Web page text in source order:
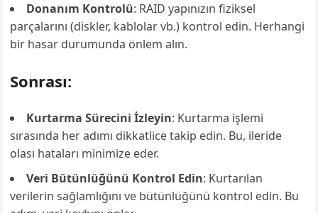
Donanım Kontrolü: RAID yapınızın fiziksel
parçalarını (diskler, kablolar vb.) kontrol edin. Herhangi
bir hasar durumunda önlem alın.
Sonrası:
Kurtarma Sürecini İzleyin: Kurtarma işlemi
sırasında her adımı dikkatlice takip edin. Bu, ileride
olası hataları minimize eder.
Veri Bütünlüğünü Kontrol Edin: Kurtarılan
verilerin sağlamlığını ve bütünlüğünü kontrol edin. Bu